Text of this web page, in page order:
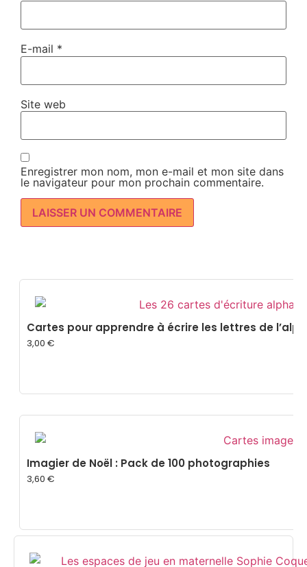
E-mail *
Site web
Enregistrer mon nom, mon e-mail et mon site dans
le navigateur pour mon prochain commentaire.
Cartes pour apprendre à écrire les lettres de
3,00 €
Imagier de Noël : Pack de 100 photographies
3,60 €